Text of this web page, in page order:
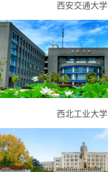
西安交通大学
西北工业大学